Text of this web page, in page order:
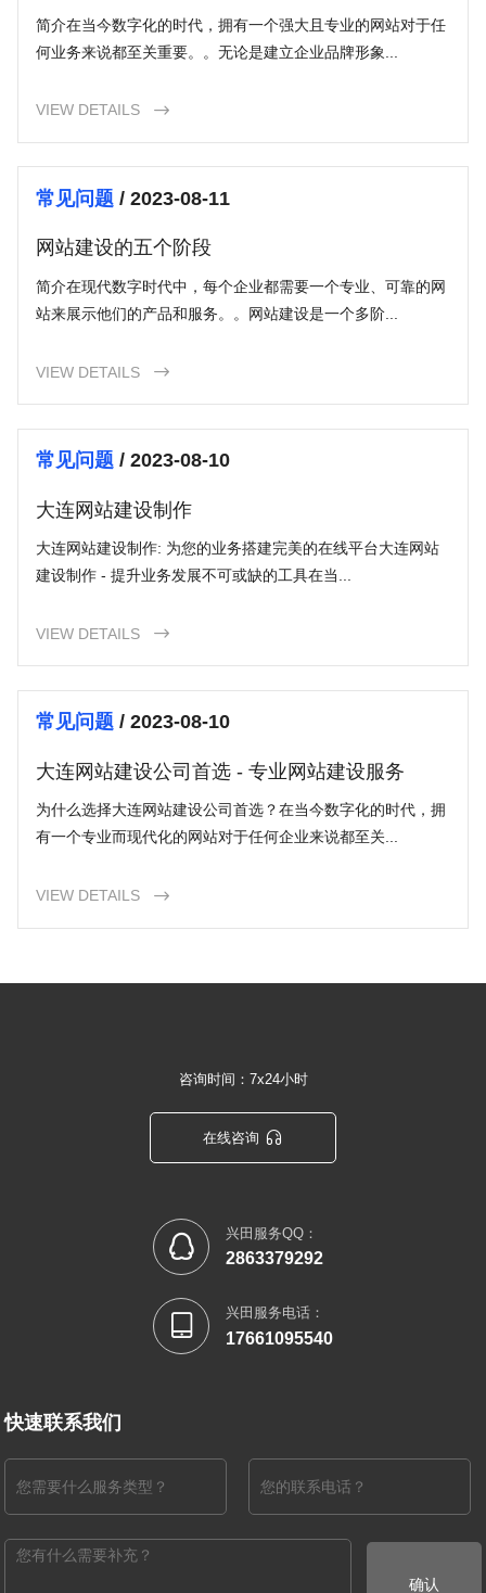
案
简介在当今数字化的时代，拥有一个强大且专业的网站对于任
何业务来说都至关重要。。无论是建立企业品牌形象...
VIEW DETAILS 
常见问题/ 2023-08-11
网站建设的五个阶段
简介在现代数字时代中，每个企业都需要一个专业、可靠的网
站来展示他们的产品和服务。。网站建设是一个多阶...
VIEW DETAILS 
常见问题/ 2023-08-10
大连网站建设制作
大连网站建设制作: 为您的业务搭建完美的在线平台大连网站
建设制作 - 提升业务发展不可或缺的工具在当...
VIEW DETAILS 
常见问题/ 2023-08-10
大连网站建设公司首选 - 专业网站建设服务
为什么选择大连网站建设公司首选？在当今数字化的时代，拥
有一个专业而现代化的网站对于任何企业来说都至关...
VIEW DETAILS 
咨询时间：7x24小时
在线咨询 
 兴田服务QQ：
2863379292
 兴田服务电话：
17661095540
快速联系我们
确认